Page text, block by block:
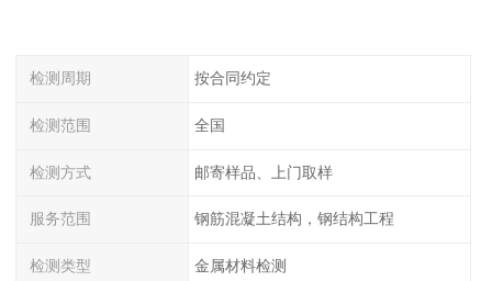
检测周期 按合同约定
检测范围 全国
检测方式 邮寄样品、上门取样
服务范围 钢筋混凝土结构，钢结构工程
检测类型 金属材料检测